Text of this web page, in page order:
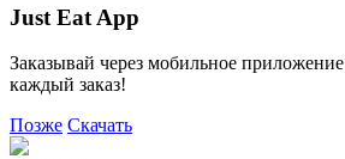
Just Eat App
Заказывай через мобильное
каждый заказ!
Позже Скачать